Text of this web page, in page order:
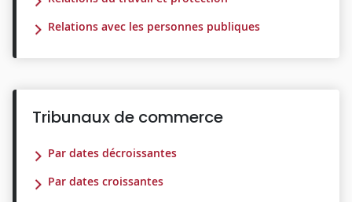
Relations avec les personnes publiques
Tribunaux de commerce
Par dates décroissantes
Par dates croissantes